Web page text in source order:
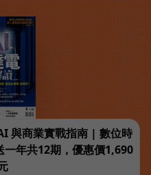
與商業實戰指南 | 數位時
年共12期，優惠價1,690